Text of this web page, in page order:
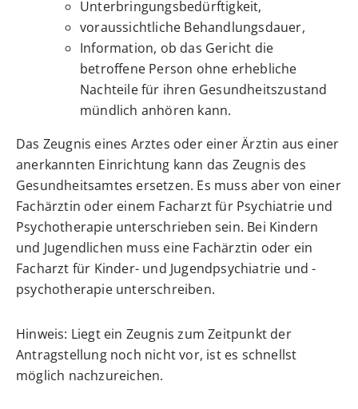
Unterbringungsbedürftigkeit,
voraussichtliche Behandlungsdauer,
Information, ob das Gericht die
betroffene Person ohne erhebliche
Nachteile für ihren Gesundheitszustand
mündlich anhören kann.
Das Zeugnis eines Arztes oder einer Ärztin aus einer
anerkannten Einrichtung kann das Zeugnis des
Gesundheitsamtes ersetzen. Es muss aber von einer
Fachärztin oder einem Facharzt für Psychiatrie und
Psychotherapie unterschrieben sein. Bei Kindern
und Jugendlichen muss eine Fachärztin oder ein
Facharzt für Kinder- und Jugendpsychiatrie und -
psychotherapie unterschreiben.
Hinweis: Liegt ein Zeugnis zum Zeitpunkt der
Antragstellung noch nicht vor, ist es schnellst
möglich nachzureichen.